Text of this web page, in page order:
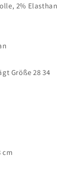
2% Elasthan
Größe 28 34
cm